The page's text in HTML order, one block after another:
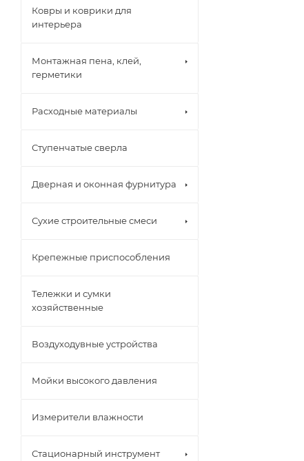
Ковры и коврики для
интерьера
Монтажная пена, клей,
герметики
Расходные материалы
Ступенчатые сверла
Дверная и оконная фурнитура
Сухие строительные смеси
Крепежные приспособления
Тележки и сумки
хозяйственные
Воздуходувные устройства
Мойки высокого давления
Измерители влажности
Стационарный инструмент